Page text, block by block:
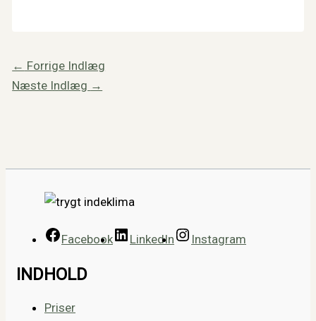
← Forrige Indlæg
Næste Indlæg →
Facebook LinkedIn Instagram
INDHOLD
Priser